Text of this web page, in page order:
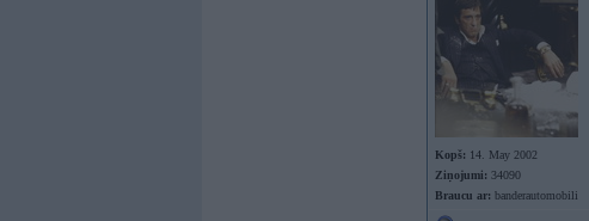
Kopš: 14. May 2002
Ziņojumi: 34090
Braucu ar: banderautomobili